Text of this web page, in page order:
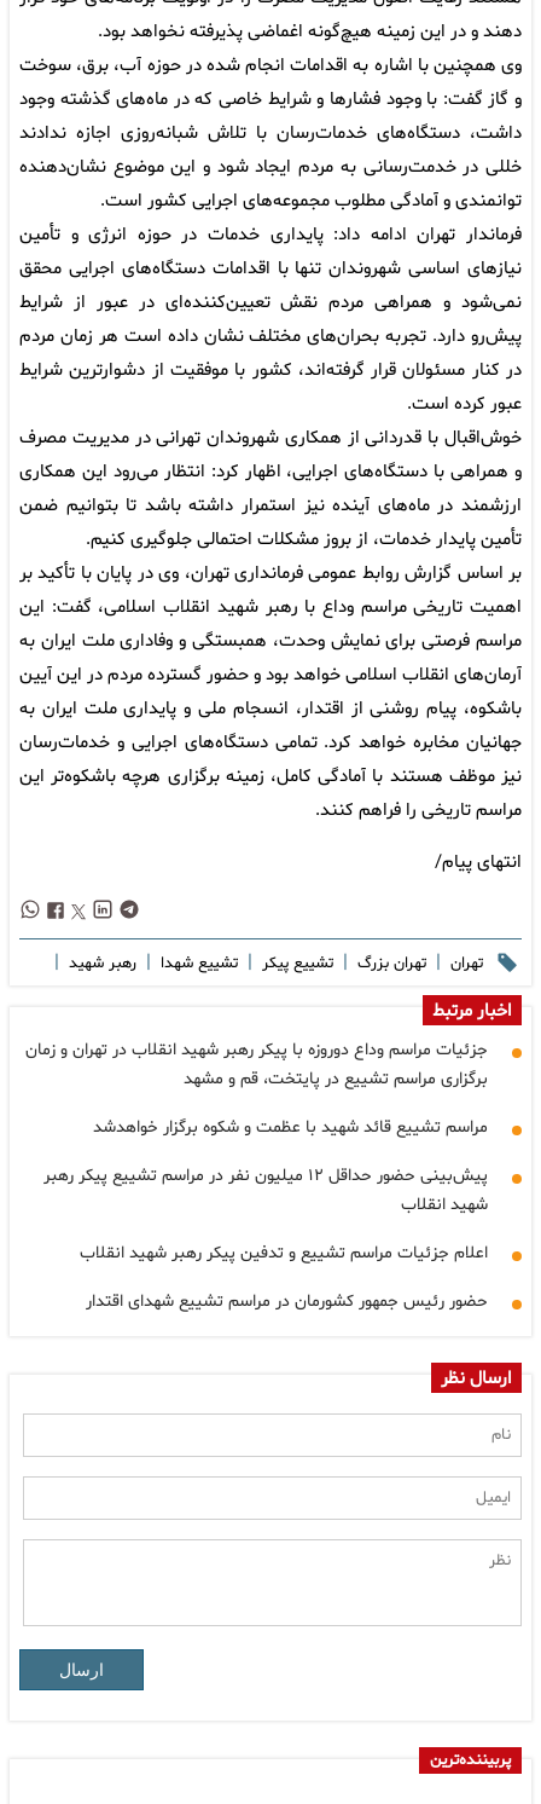
دهند و در این زمینه هیچ‌گونه اغماضی پذیرفته نخواهد بود.
وی همچنین با اشاره به اقدامات انجام شده در حوزه آب، برق، سوخت
و گاز گفت: با وجود فشارها و شرایط خاصی که در ماه‌های گذشته وجود
داشت، دستگاه‌های خدمات‌رسان با تلاش شبانه‌روزی اجازه ندادند
خللی در خدمت‌رسانی به مردم ایجاد شود و این موضوع نشان‌دهنده
توانمندی و آمادگی مطلوب مجموعه‌های اجرایی کشور است.
فرماندار تهران ادامه داد: پایداری خدمات در حوزه انرژی و تأمین
نیازهای اساسی شهروندان تنها با اقدامات دستگاه‌های اجرایی محقق
نمی‌شود و همراهی مردم نقش تعیین‌کننده‌ای در عبور از شرایط
پیش‌رو دارد. تجربه بحران‌های مختلف نشان داده است هر زمان مردم
در کنار مسئولان قرار گرفته‌اند، کشور با موفقیت از دشوارترین شرایط
عبور کرده است.
خوش‌اقبال با قدردانی از همکاری شهروندان تهرانی در مدیریت مصرف
و همراهی با دستگاه‌های اجرایی، اظهار کرد: انتظار می‌رود این همکاری
ارزشمند در ماه‌های آینده نیز استمرار داشته باشد تا بتوانیم ضمن
تأمین پایدار خدمات، از بروز مشکلات احتمالی جلوگیری کنیم.
بر اساس گزارش روابط عمومی فرمانداری تهران، وی در پایان با تأکید بر
اهمیت تاریخی مراسم وداع با رهبر شهید انقلاب اسلامی، گفت: این
مراسم فرصتی برای نمایش وحدت، همبستگی و وفاداری ملت ایران به
آرمان‌های انقلاب اسلامی خواهد بود و حضور گسترده مردم در این آیین
باشکوه، پیام روشنی از اقتدار، انسجام ملی و پایداری ملت ایران به
جهانیان مخابره خواهد کرد. تمامی دستگاه‌های اجرایی و خدمات‌رسان
نیز موظف هستند با آمادگی کامل، زمینه برگزاری هرچه باشکوه‌تر این
مراسم تاریخی را فراهم کنند.
انتهای پیام/
تهران | تهران بزرگ | تشییع پیکر | تشییع شهدا | رهبر شهید |
اخبار مرتبط
جزئیات مراسم وداع دوروزه با پیکر رهبر شهید انقلاب در تهران و زمان
برگزاری مراسم تشییع در پایتخت، قم و مشهد
مراسم تشییع قائد شهید با عظمت و شکوه برگزار خواهدشد
پیش‌بینی حضور حداقل ۱۲ میلیون نفر در مراسم تشییع پیکر رهبر
شهید انقلاب
اعلام جزئیات مراسم تشییع و تدفین پیکر رهبر شهید انقلاب
حضور رئیس جمهور کشورمان در مراسم تشییع شهدای اقتدار
ارسال نظر
ارسال
پربیننده‌ترین